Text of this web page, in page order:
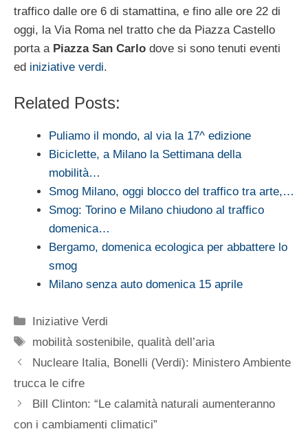
traffico dalle ore 6 di stamattina, e fino alle ore 22 di
oggi, la Via Roma nel tratto che da Piazza Castello
porta a Piazza San Carlo dove si sono tenuti eventi
ed iniziative verdi.
Related Posts:
Puliamo il mondo, al via la 17^ edizione
Biciclette, a Milano la Settimana della
mobilità…
Smog Milano, oggi blocco del traffico tra arte,…
Smog: Torino e Milano chiudono al traffico
domenica…
Bergamo, domenica ecologica per abbattere lo
smog
Milano senza auto domenica 15 aprile
Categorie
Iniziative Verdi
Tag
mobilità sostenibile,qualità dell’aria
Nucleare Italia, Bonelli (Verdi): Ministero Ambiente
trucca le cifre
Bill Clinton: “Le calamità naturali aumenteranno
con i cambiamenti climatici”